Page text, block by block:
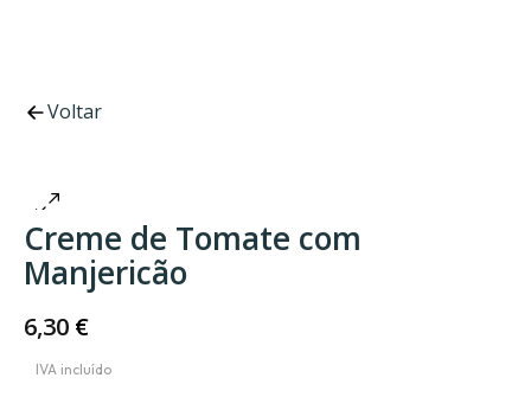
Voltar
Creme de Tomate com
Manjericão
6,30 €